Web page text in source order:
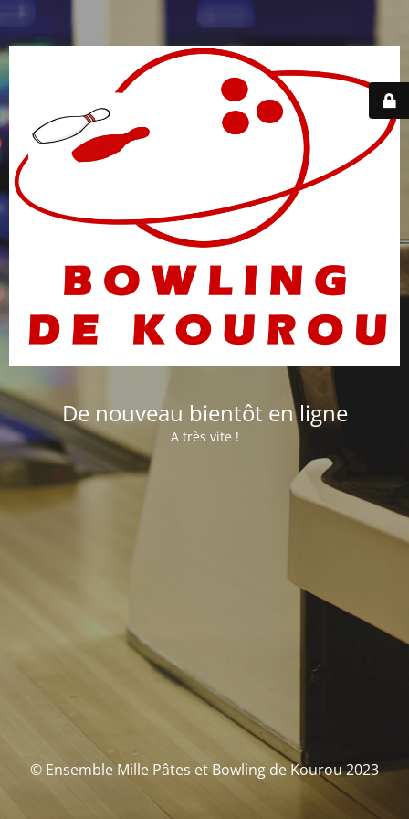
De nouveau bientôt en ligne
A très vite !
© Ensemble Mille Pâtes et Bowling de Kourou 2023